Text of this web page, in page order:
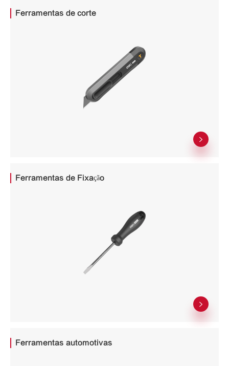
Ferramentas de corte

Ferramentas de Fixação

Ferramentas automotivas